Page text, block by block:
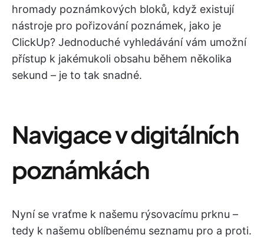
hromady poznámkových bloků, když existují
nástroje pro pořizování poznámek, jako je
ClickUp? Jednoduché vyhledávání vám umožní
přístup k jakémukoli obsahu během několika
sekund – je to tak snadné.
Navigace v digitálních
poznámkách
Nyní se vraťme k našemu rýsovacímu prknu –
tedy k našemu oblíbenému seznamu pro a proti.